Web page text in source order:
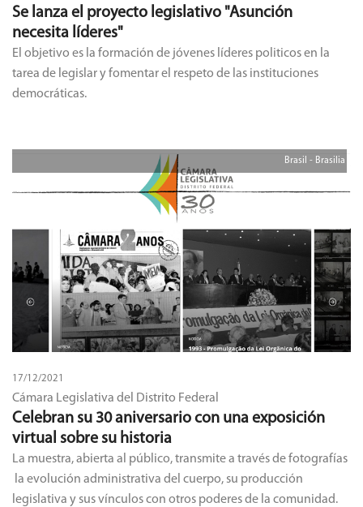
Se lanza el proyecto legislativo "Asunción
necesita líderes"
El objetivo es la formación de jóvenes líderes politicos en la
tarea de legislar y fomentar el respeto de las instituciones
democráticas.
17/12/2021
Cámara Legislativa del Distrito Federal
Brasil - Brasilia
Celebran su 30 aniversario con una exposición
virtual sobre su historia
La muestra, abierta al público, transmite a través de fotografías
la evolución administrativa del cuerpo, su producción
legislativa y sus vínculos con otros poderes de la comunidad.